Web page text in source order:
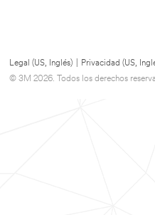
Legal (US, Inglés) Privacidad (US,
© 3M 2026. Todos los derechos